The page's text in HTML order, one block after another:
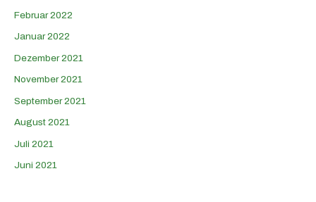
Februar 2022
Januar 2022
Dezember 2021
November 2021
September 2021
August 2021
Juli 2021
Juni 2021